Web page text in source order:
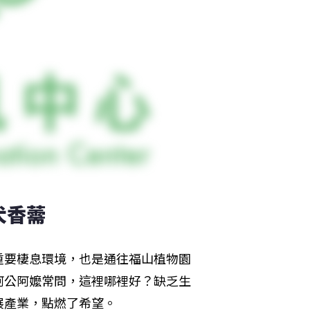
香薷
棲息環境，也是通往福山植物園
阿嬤常問，這裡哪裡好？缺乏生
業，點燃了希望。